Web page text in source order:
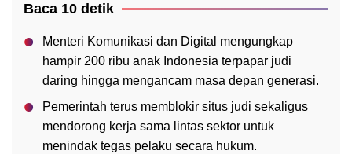
Baca 10 detik
Menteri Komunikasi dan Digital mengungkap
hampir 200 ribu anak Indonesia terpapar judi
daring hingga mengancam masa depan generasi.
Pemerintah terus memblokir situs judi sekaligus
mendorong kerja sama lintas sektor untuk
menindak tegas pelaku secara hukum.